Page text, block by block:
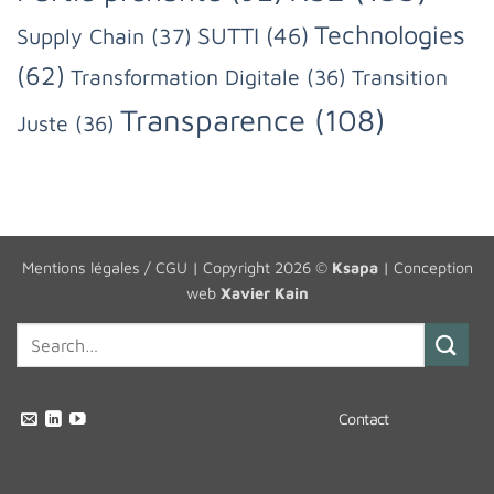
Supply Chain (37) SUTTI (46) Technologies
(62) Transformation Digitale (36) Transition
Juste (36) Transparence (108)
Mentions légales / CGU | Copyright 2026 © Ksapa| Conception
web Xavier Kain
Contact